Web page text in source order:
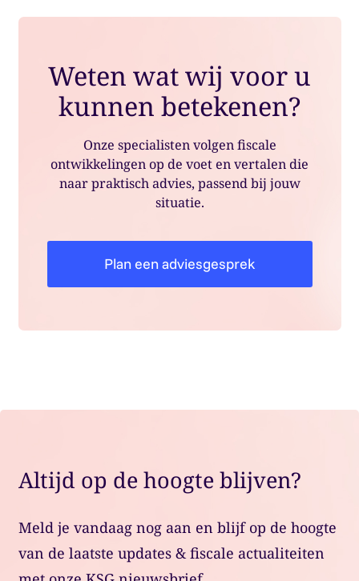
Weten wat wij voor u
kunnen betekenen?
Onze specialisten volgen fiscale
ontwikkelingen op de voet en vertalen die
naar praktisch advies, passend bij jouw
situatie.
Plan een adviesgesprek
Altijd op de hoogte blijven?
Meld je vandaag nog aan en blijf op de hoogte
van de laatste updates & fiscale actualiteiten